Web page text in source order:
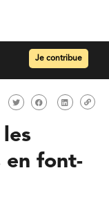
Je contribue
en font-